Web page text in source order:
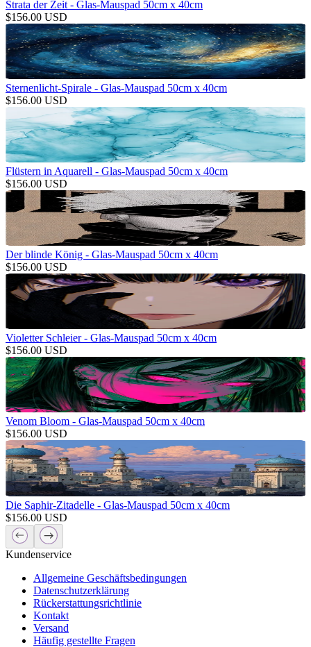
Strata der Zeit - Glas-Mauspad 50cm x 40cm
$156.00 USD
Sternenlicht-Spirale - Glas-Mauspad 50cm x 40cm
$156.00 USD
Flüstern in Aquarell - Glas-Mauspad 50cm x 40cm
$156.00 USD
Der blinde König - Glas-Mauspad 50cm x 40cm
$156.00 USD
Violetter Schleier - Glas-Mauspad 50cm x 40cm
$156.00 USD
Venom Bloom - Glas-Mauspad 50cm x 40cm
$156.00 USD
Die Saphir-Zitadelle - Glas-Mauspad 50cm x 40cm
$156.00 USD
Kundenservice
Allgemeine Geschäftsbedingungen
Datenschutzerklärung
Rückerstattungsrichtlinie
Kontakt
Versand
Häufig gestellte Fragen